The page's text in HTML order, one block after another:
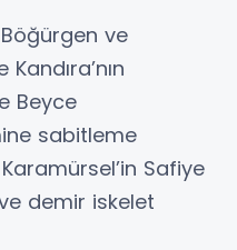
ve
Beyce
sabitleme
Safiye
demir iskelet